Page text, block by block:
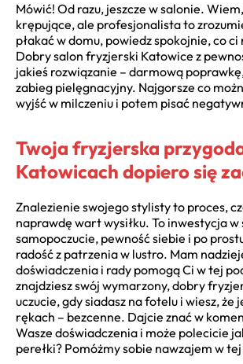
Mówić! Od razu, jeszcze w salonie.
krępujące, ale profesjonalista to
płakać w domu, powiedz spokojnie, co ci
Dobry salon fryzjerski Katowice z
jakieś rozwiązanie – darmową
zabieg pielęgnacyjny. Najgorsze co
wyjść w milczeniu i potem pisać
Twoja fryzjerska
Katowicach dopiero się
Znalezienie swojego stylisty to proces,
naprawdę wart wysiłku. To inwestycja w
samopoczucie, pewność siebie i po
radość z patrzenia w lustro. Mam
doświadczenia i rady pomogą Ci w tej
znajdziesz swój wymarzony, dobry
uczucie, gdy siadasz na fotelu i wiesz, że
rękach – bezcenne. Dajcie znać w
Wasze doświadczenia i może polecicie
perełki? Pomóżmy sobie nawzajem w